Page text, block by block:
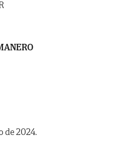
de 2024.